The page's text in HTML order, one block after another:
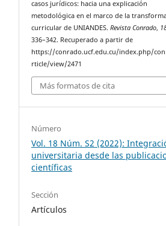
casos jurídicos: hacia una explicación
metodológica en el marco de la
curricular de UNIANDES.Revista Conrado,
336–342. Recuperado a partir de
https://conrado.ucf.edu.cu/index.php/
rticle/view/2471
Más formatos de cita
Número
Vol. 18 Núm. S2 (2022):
universitaria desde las
científicas
Sección
Artículos